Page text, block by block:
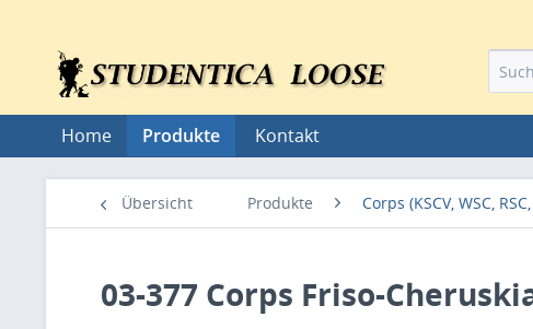
Home Produkte Kontakt
Übersicht Produkte Corps (KSCV, WSC,
03-377 Corps Friso-